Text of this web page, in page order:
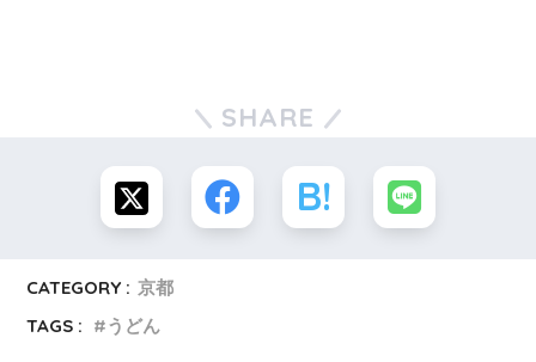
SHARE
CATEGORY : 京都
TAGS :
うどん